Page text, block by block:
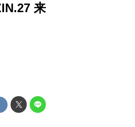
来